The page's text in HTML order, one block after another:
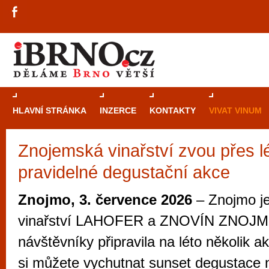
HLAVNÍ STRÁNKA INZERCE KONTAKTY VIVAT VINUM
Znojemská vinařství zvou přes
pravidelné degustační akce
Znojmo, 3. července 2026 – Znojmo
vinařství LAHOFER a ZNOVÍN
návštěvníky připravila na léto několik
si můžete vychutnat sunset degustace
Průvodce
Brně: Od
Brno je
zajímavé
restaurace,
Mimo jiné je ale také místem, kde si